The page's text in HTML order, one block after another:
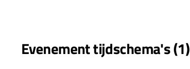
Evenement tijdschema's (1)